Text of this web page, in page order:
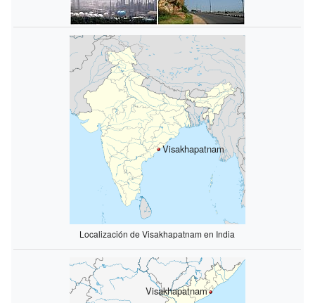
Visakhapatnam
Localización de Visakhapatnam en India
Visakhapatnam